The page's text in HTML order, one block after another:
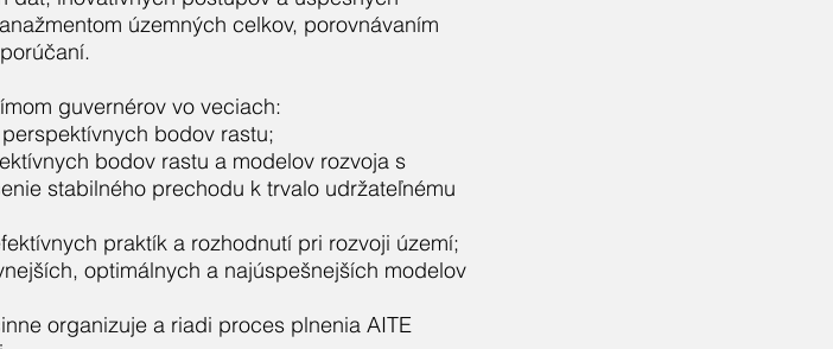
územných celkov, porovnávaním
guvernérov vo veciach:
bodov rastu;
bodov rastu a modelov rozvoja s
stabilného prechodu k trvalo udržateľnému
praktík a rozhodnutí pri rozvoji území;
optimálnych a najúspešnejších modelov
organizuje a riadi proces plnenia AITE